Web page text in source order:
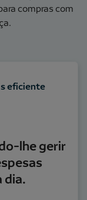
compras com
eficiente
lhe gerir
dia.